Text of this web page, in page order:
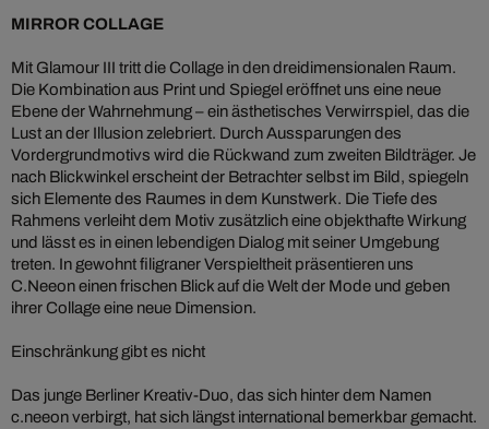
MIRROR COLLAGE
Mit Glamour III tritt die Collage in den dreidimensionalen Raum.
Die Kombination aus Print und Spiegel eröffnet uns eine neue
Ebene der Wahrnehmung – ein ästhetisches Verwirrspiel, das die
Lust an der Illusion zelebriert. Durch Aussparungen des
Vordergrundmotivs wird die Rückwand zum zweiten Bildträger. Je
nach Blickwinkel erscheint der Betrachter selbst im Bild, spiegeln
sich Elemente des Raumes in dem Kunstwerk. Die Tiefe des
Rahmens verleiht dem Motiv zusätzlich eine objekthafte Wirkung
und lässt es in einen lebendigen Dialog mit seiner Umgebung
treten. In gewohnt filigraner Verspieltheit präsentieren uns
C.Neeon einen frischen Blick auf die Welt der Mode und geben
ihrer Collage eine neue Dimension.
Einschränkung gibt es nicht
Das junge Berliner Kreativ-Duo, das sich hinter dem Namen
c.neeon verbirgt, hat sich längst international bemerkbar gemacht.